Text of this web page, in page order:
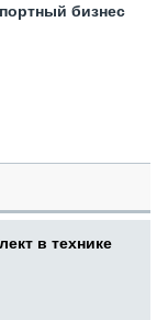
бизнес
в технике